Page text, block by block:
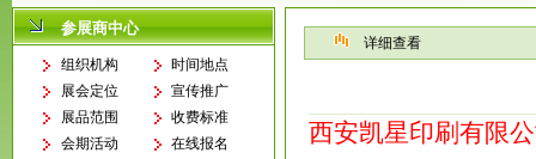
参展商中心
组织机构
时间地点
展会定位
宣传推广
展品范围
收费标准
会期活动
在线报名
详细查看
西安凯星印刷有限